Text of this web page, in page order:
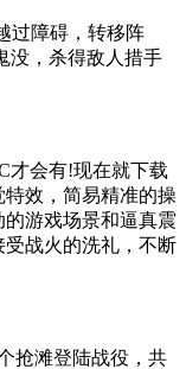
过障碍，转移阵
没，杀得敌人措手
才会有!现在就下载
效，简易精准的操
游戏场景和逼真震
战火的洗礼，不断
抢滩登陆战役，共